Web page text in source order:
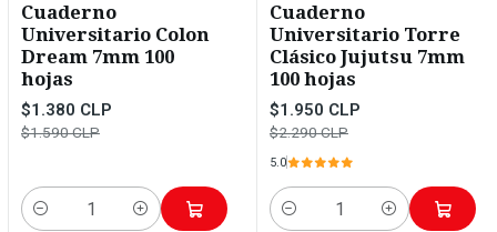
Cuaderno
Universitario Colon
Dream 7mm 100
hojas
$1.380 CLP
$1.590 CLP
Cantidad
Cuaderno
Universitario Torre
Clásico Jujutsu 7mm
100 hojas
$1.950 CLP
$2.290 CLP
5.0
Cantidad